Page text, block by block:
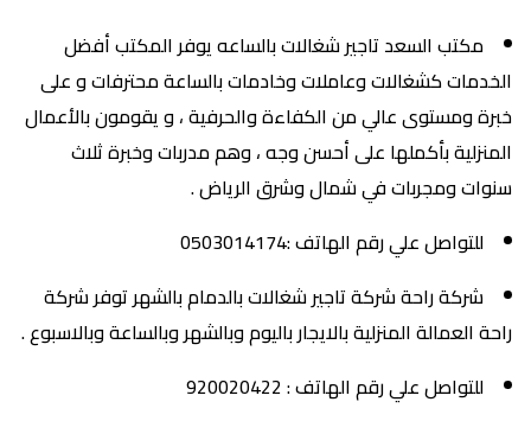
مكتب السعد تاجير شغالات بالساعه يوفر المكتب أفضل
الخدمات كشغالات وعاملات وخادمات بالساعة محترفات و على
خبرة ومستوى عالي من الكفاءة والحرفية ، و يقومون بالأعمال
المنزلية بأكملها على أحسن وجه ، وهم مدربات وخبرة ثلاث
سنوات ومجربات في شمال وشرق الرياض .
للتواصل علي رقم الهاتف :0503014174
شركة راحة شركة تاجير شغالات بالدمام بالشهر توفر شركة
راحة العمالة المنزلية بالايجار باليوم وبالشهر وبالساعة وبالاسبوع .
للتواصل علي رقم الهاتف : 920020422